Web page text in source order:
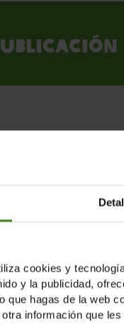
cookies y
y la publicidad,
que hagas de la web
información que